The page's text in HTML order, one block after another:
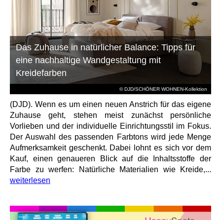
© DJD/SCHÖNER WOHNEN-Kollektion
Das Zuhause in natürlicher Balance: Tipps für
eine nachhaltige Wandgestaltung mit
Kreidefarben
(DJD). Wenn es um einen neuen Anstrich für das eigene
Zuhause geht, stehen meist zunächst persönliche
Vorlieben und der individuelle Einrichtungsstil im Fokus.
Der Auswahl des passenden Farbtons wird jede Menge
Aufmerksamkeit geschenkt. Dabei lohnt es sich vor dem
Kauf, einen genaueren Blick auf die Inhaltsstoffe der
Farbe zu werfen: Natürliche Materialien wie Kreide,...
weiterlesen